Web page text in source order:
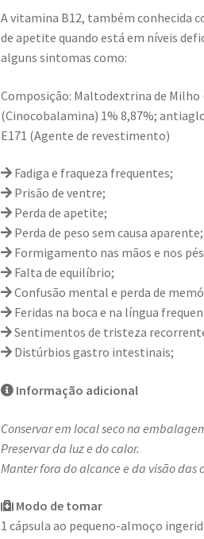
A vitamina B12, também conhecida
de apetite quando está em níveis
alguns sintomas como:
Composição: Maltodextrina de
(Cinocobalamina) 1% 8,87%;
E171 (Agente de revestimento)
Fadiga e fraqueza frequentes;
Prisão de ventre;
Perda de apetite;
Perda de peso sem causa aparente;
Formigamento nas mãos e nos
Falta de equilíbrio;
Confusão mental e perda de
Feridas na boca e na língua
Sentimentos de tristeza
Distúrbios gastro intestinais;
Informação adicional
Conservar em local seco na
Preservar da luz e do calor.
Manter fora do alcance e da visão das
Modo de tomar
1 cápsula ao pequeno-almoço